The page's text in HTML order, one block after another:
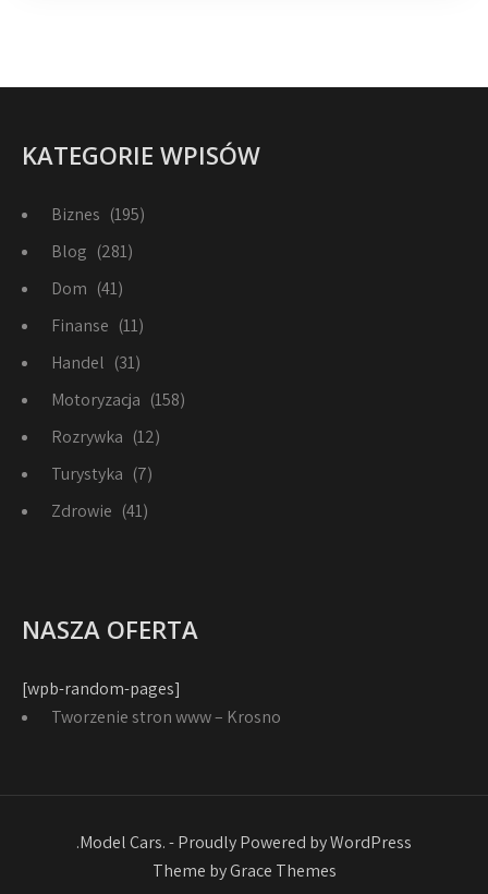
KATEGORIE WPISÓW
Biznes (195)
Blog (281)
Dom (41)
Finanse (11)
Handel (31)
Motoryzacja (158)
Rozrywka (12)
Turystyka (7)
Zdrowie (41)
NASZA OFERTA
[wpb-random-pages]
Tworzenie stron www – Krosno
.Model Cars. - Proudly Powered by WordPress
Theme by Grace Themes